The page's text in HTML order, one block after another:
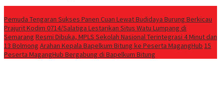
Pemuda Tengaran Sukses Panen Cuan Lewat Budidaya Burung Berkicau
Prajurit Kodim 0714/Salatiga Lestarikan Situs Watu Lumpang di
Semarang Resmi Dibuka, MPLS Sekolah Nasional Terintegrasi 4 Minut dan
13 Bolmong ‎Arahan Kepala Bapelkum Bitung ke Peserta MagangHub ‎15
Peserta MagangHub Bergabung di Bapelkum Bitung